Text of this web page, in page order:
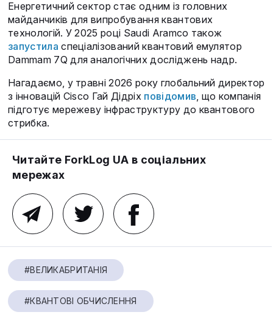
Енергетичний сектор стає одним із головних
майданчиків для випробування квантових
технологій. У 2025 році Saudi Aramco також
запустила спеціалізований квантовий емулятор
Dammam 7Q для аналогічних досліджень надр.
Нагадаємо, у травні 2026 року глобальний директор
з інновацій Cisco Гай Дідріх повідомив, що компанія
підготує мережеву інфраструктуру до квантового
стрибка.
Читайте ForkLog UA в соціальних
мережах
#ВЕЛИКАБРИТАНІЯ
#КВАНТОВІ ОБЧИСЛЕННЯ